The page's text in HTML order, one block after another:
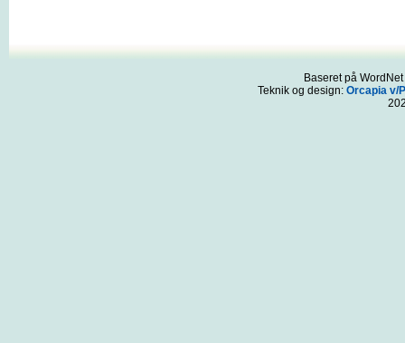
Baseret på
Teknik og design: Orcapia v/